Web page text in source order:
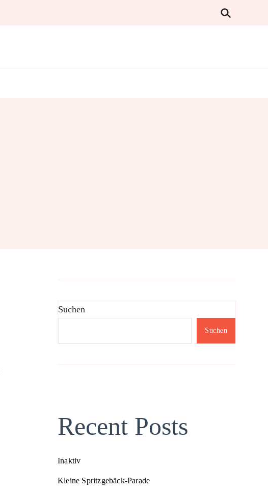
Suchen
Suchen
Recent Posts
Inaktiv
Kleine Spritzgebäck-Parade